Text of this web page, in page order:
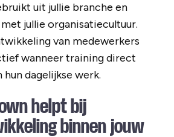
uit jullie branche en
jullie organisatiecultuur.
van medewerkers
wanneer training direct
dagelijkse werk.
helpt bij
binnen jouw